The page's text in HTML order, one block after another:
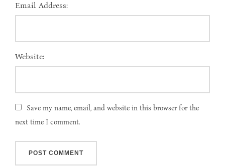
Email Address:
Website:
Save my name, email, and website in this browser for the
next time I comment.